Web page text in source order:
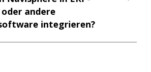
integrieren?